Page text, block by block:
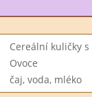
Cereální kuličky
Ovoce
čaj, voda, mléko